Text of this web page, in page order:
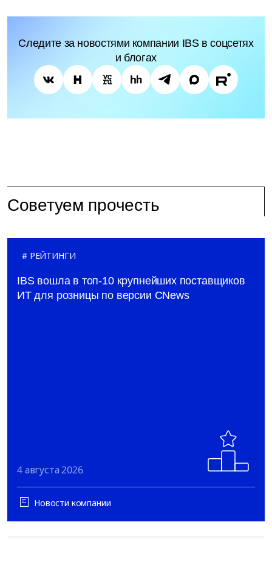
Следите за новостями компании IBS в соцсетях
и блогах
Советуем прочесть
РЕЙТИНГИ
IBS вошла в топ-10 крупнейших поставщиков
ИТ для розницы по версии CNews
4 августа 2026
Новости компании